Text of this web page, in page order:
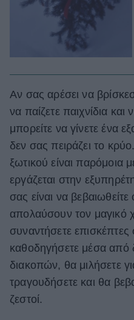
Αν σας αρέσει να
να παίζετε παιχνίδια και
μπορείτε να γίνετε ένα
δεν σας πειράζει το
ξωτικού είναι παρόμοια
εργάζεται στην
σας είναι να βεβαιωθείτε
απολαύσουν τον μαγικό
συναντήσετε
καθοδηγήσετε μέσα από
διακοπών, θα μιλήσετε
τραγουδήσετε και θα
ζεστοί.